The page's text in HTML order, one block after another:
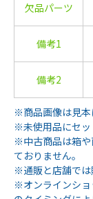
欠品パーツ
備考1
備考2
※商品画像は見本
※未使用品にセッ
※中古商品は箱や
ておりません。
※通販と店舗では
※オンラインショ